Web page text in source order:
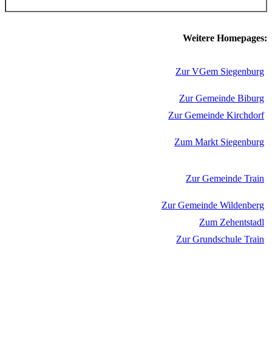
Weitere Homepages:
Zur VGem Siegenburg
Zur Gemeinde Biburg
Zur Gemeinde Kirchdorf
Zum Markt Siegenburg
Zur Gemeinde Train
Zur Gemeinde Wildenberg
Zum Zehentstadl
Zur Grundschule Train